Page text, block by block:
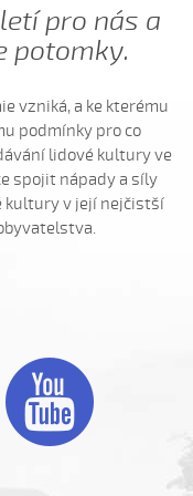
2007)
2004)
2008)
pro nás a
potomky.
vzniká, a ke kterému
podmínky pro co
lidové kultury ve
spojit nápady a síly
kultury v její nejčistší
